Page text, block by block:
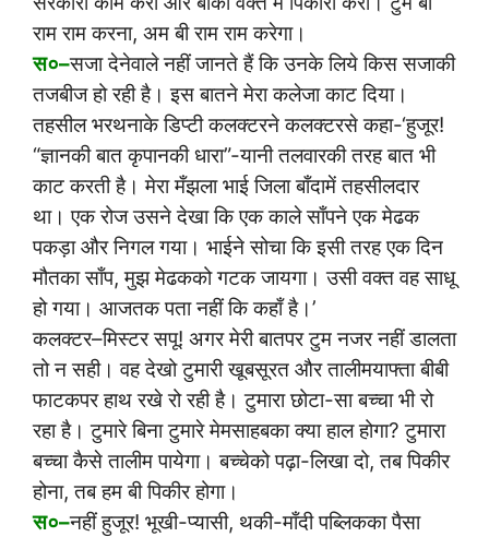
राम राम करना, अम बी राम राम करेगा।
स०–सजा देनेवाले नहीं जानते हैं कि उनके लिये किस सजाकी
तजबीज हो रही है। इस बातने मेरा कलेजा काट दिया।
तहसील भरथनाके डिप्टी कलक्टरने कलक्टरसे कहा-‘हुजूर!
“ज्ञानकी बात कृपानकी धारा”-यानी तलवारकी तरह बात भी
काट करती है। मेरा मँझला भाई जिला बाँदामें तहसीलदार
था। एक रोज उसने देखा कि एक काले साँपने एक मेढक
पकड़ा और निगल गया। भाईने सोचा कि इसी तरह एक दिन
मौतका साँप, मुझ मेढकको गटक जायगा। उसी वक्त वह साधू
हो गया। आजतक पता नहीं कि कहाँ है।’
कलक्टर–मिस्टर सपू! अगर मेरी बातपर टुम नजर नहीं डालता
तो न सही। वह देखो टुमारी खूबसूरत और तालीमयाफ्ता बीबी
फाटकपर हाथ रखे रो रही है। टुमारा छोटा-सा बच्चा भी रो
रहा है। टुमारे बिना टुमारे मेमसाहबका क्या हाल होगा? टुमारा
बच्चा कैसे तालीम पायेगा। बच्चेको पढ़ा-लिखा दो, तब पिकीर
होना, तब हम बी पिकीर होगा।
स०–नहीं हुजूर! भूखी-प्यासी, थकी-माँदी पब्लिकका पैसा